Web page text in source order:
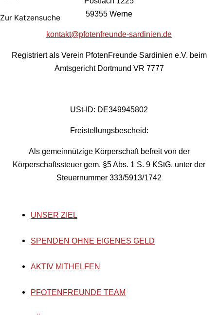
Zur Katzensuche
59355 Werne
kontakt@pfotenfreunde-sardinien.de
Registriert als Verein PfotenFreunde Sardinien e.V. beim
Amtsgericht Dortmund VR 7777
USt-ID: DE349945802
Freistellungsbescheid:
Als gemeinnützige Körperschaft befreit von der
Körperschaftssteuer gem. §5 Abs. 1 S. 9 KStG. unter der
Steuernummer 333/5913/1742
UNSER ZIEL
SPENDEN OHNE EIGENES GELD
AKTIV MITHELFEN
PFOTENFREUNDE TEAM